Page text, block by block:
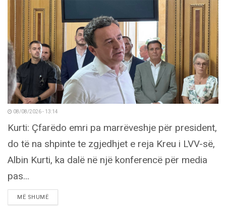
08/08/2026 - 13:14
Kurti: Çfarëdo emri pa marrëveshje për president,
do të na shpinte te zgjedhjet e reja Kreu i LVV-së,
Albin Kurti, ka dalë në një konferencë për media
pas...
MË SHUMËDETAILS